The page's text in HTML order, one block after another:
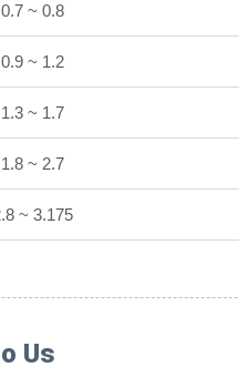
~ 0.8
~ 1.2
~ 1.7
~ 2.7
~ 3.175